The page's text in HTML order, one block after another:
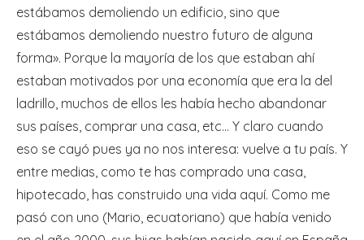
estábamos demoliendo un edificio, sino que
estábamos demoliendo nuestro futuro de alguna
forma». Porque la mayoría de los que estaban ahí
estaban motivados por una economía que era la del
ladrillo, muchos de ellos les había hecho abandonar
sus países, comprar una casa, etc… Y claro cuando
eso se cayó pues ya no nos interesa: vuelve a tu país. Y
entre medias, como te has comprado una casa,
hipotecado, has construido una vida aquí. Como me
pasó con uno (Mario, ecuatoriano) que había venido